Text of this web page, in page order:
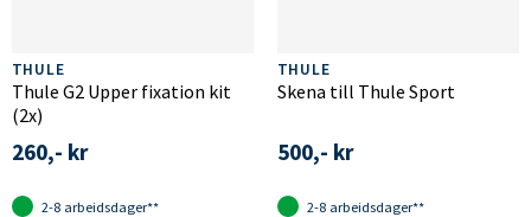
THULE
Thule G2 Upper fixation kit
(2x)
260,- kr
2-8 arbeidsdager**
THULE
Skena till Thule Sport
500,- kr
2-8 arbeidsdager**